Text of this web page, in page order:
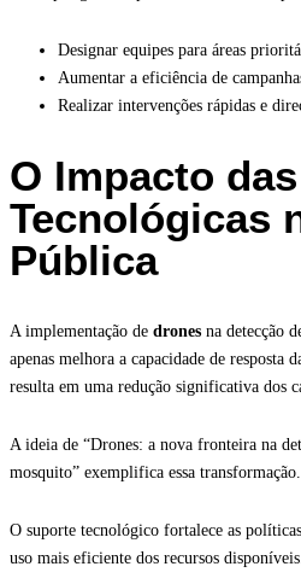
Designar equipes para áreas
Aumentar a eficiência de
Realizar intervenções rápidas e
O Impacto
Tecnológicas
Pública
A implementação de drones na detecção
apenas melhora a capacidade de resposta
resulta em uma redução significativa dos
A ideia de “Drones: a nova fronteira na
mosquito” exemplifica essa transformação.
O suporte tecnológico fortalece as
uso mais eficiente dos recursos disponíveis.